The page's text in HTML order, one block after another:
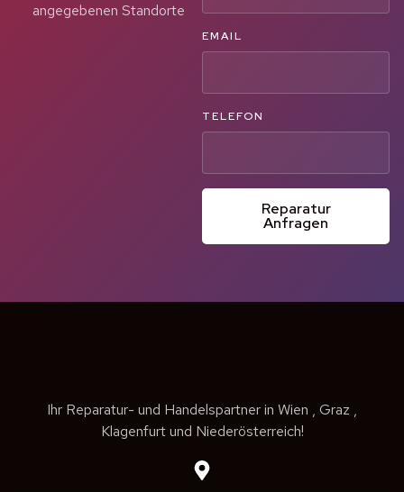
angegebenen Standorte
EMAIL
TELEFON
Reparatur
Anfragen
Ihr Reparatur- und Handelspartner in Wien , Graz ,
Klagenfurt und Niederösterreich!